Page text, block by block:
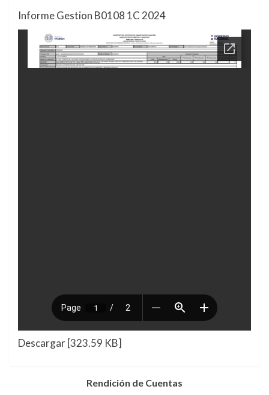
Informe Gestion B0108 1C 2024
Descargar [323.59 KB]
Rendición de Cuentas